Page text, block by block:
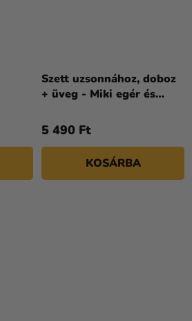
Szett uzsonnához, doboz
+ üveg - Miki egér és
5 490 Ft
KOSÁRBA